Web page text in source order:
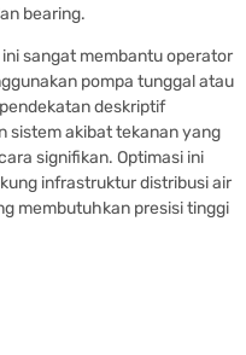
bearing.
sangat membantu operator
pompa tunggal atau
deskriptif
sistem akibat tekanan yang
signifikan. Optimasi ini
infrastruktur distribusi air
membutuhkan presisi tinggi